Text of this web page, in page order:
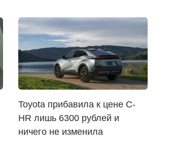
Toyota прибавила к цене C-
HR лишь 6300 рублей и
ничего не изменила